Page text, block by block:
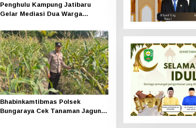
Penghulu Kampung Jatibaru
Gelar Mediasi Dua Warga
Bhabinkamtibmas Polsek
Bungaraya Cek Tanaman Jagung